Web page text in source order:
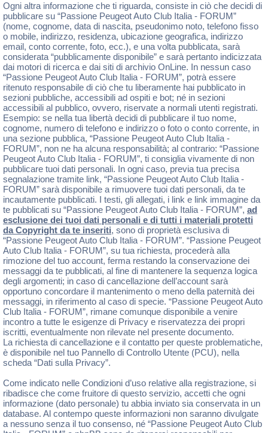
Ogni altra informazione che ti riguarda, consiste in ciò che decidi di
pubblicare su “Passione Peugeot Auto Club Italia - FORUM”
(nome, cognome, data di nascita, pseudonimo noto, telefono fisso
o mobile, indirizzo, residenza, ubicazione geografica, indirizzo
email, conto corrente, foto, ecc.), e una volta pubblicata, sarà
considerata “pubblicamente disponibile” e sarà pertanto indicizzata
dai motori di ricerca e dai siti di archivio OnLine. In nessun caso
“Passione Peugeot Auto Club Italia - FORUM”, potrà essere
ritenuto responsabile di ciò che tu liberamente hai pubblicato in
sezioni pubbliche, accessibili ad ospiti e bot; né in sezioni
accessibili al pubblico, ovvero, riservate a normali utenti registrati.
Esempio: se nella tua libertà decidi di pubblicare il tuo nome,
cognome, numero di telefono e indirizzo o foto o conto corrente, in
una sezione pubblica, “Passione Peugeot Auto Club Italia -
FORUM”, non ne ha alcuna responsabilità; al contrario: “Passione
Peugeot Auto Club Italia - FORUM”, ti consiglia vivamente di non
pubblicare tuoi dati personali. In ogni caso, previa tua precisa
segnalazione tramite link, “Passione Peugeot Auto Club Italia -
FORUM” sarà disponibile a rimuovere tuoi dati personali, da te
incautamente pubblicati. I testi, gli allegati, i link e link immagine da
te pubblicati su “Passione Peugeot Auto Club Italia - FORUM”, ad
esclusione dei tuoi dati personali e di tutti i materiali protetti
da Copyright da te inseriti, sono di proprietà esclusiva di
“Passione Peugeot Auto Club Italia - FORUM”. “Passione Peugeot
Auto Club Italia - FORUM”, su tua richiesta, procederà alla
rimozione del tuo account, ferma restando la conservazione dei
messaggi da te pubblicati, al fine di mantenere la sequenza logica
degli argomenti; in caso di cancellazione dell’account sarà
opportuno concordare il mantenimento o meno della paternità dei
messaggi, in riferimento al caso di specie. “Passione Peugeot Auto
Club Italia - FORUM”, rimane comunque disponibile a venire
incontro a tutte le esigenze di Privacy e riservatezza dei propri
iscritti, eventualmente non rilevate nel presente documento.
La richiesta di cancellazione e il contatto per queste problematiche,
è disponibile nel tuo Pannello di Controllo Utente (PCU), nella
scheda “Dati sulla Privacy”.
Come indicato nelle Condizioni d’uso relative alla registrazione, si
ribadisce che come fruitore di questo servizio, accetti che ogni
informazione (dato personale) tu abbia inviato sia conservata in un
database. Al contempo queste informazioni non saranno divulgate
a nessuno senza il tuo consenso, né “Passione Peugeot Auto Club